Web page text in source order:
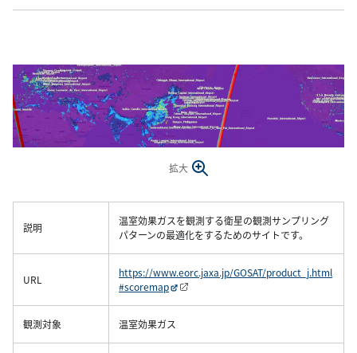
拡大
説明
温室効果ガスを観測する衛星の観測サンプリング
パターンの最適化をするためのサイトです。
URL
https://www.eorc.jaxa.jp/GOSAT/product_j.html
#scoremap
観測対象 温室効果ガス